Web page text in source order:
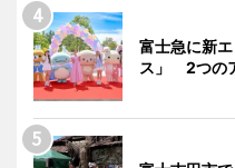
富士急に新
ス」 2つの